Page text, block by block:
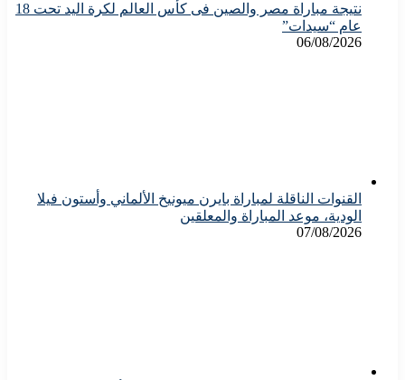
نتيجة مباراة مصر والصين فى كأس العالم لكرة اليد تحت 18
عام “سيدات”
06/08/2026
القنوات الناقلة لمباراة بايرن ميونيخ الألماني وأستون فيلا
الودية، موعد المباراة والمعلقين
07/08/2026